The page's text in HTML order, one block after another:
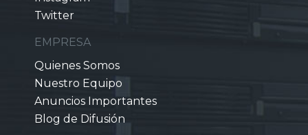
Twitter
EMPRESA
Quienes Somos
Nuestro Equipo
Anuncios Importantes
Blog de Difusión